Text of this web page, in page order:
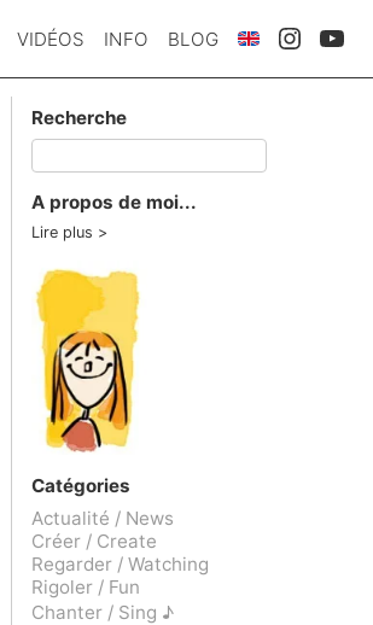
VIDÉOS INFO BLOG
Recherche
A propos de moi...
Lire plus
Catégories
Actualité / News
Créer / Create
Regarder / Watching
Rigoler / Fun
Chanter / Sing ♪